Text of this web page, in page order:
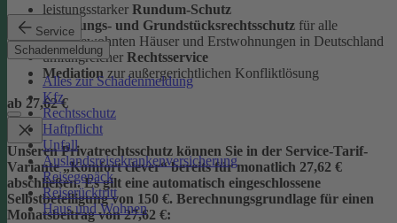
Service
Schadenmeldung
Alles zur Schadenmeldung
Kfz
Rechtsschutz
Haftpflicht
Unfall
Auslandsreisekrankenversicherung
Reisegepäck
Reiserücktritt
Haus und Wohnen
leistungsstarker Rundum-Schutz
Wohnungs- und Grundstücksrechtsschutz für alle
selbstbewohnten Häuser und Erstwohnungen in Deutschland
umfangreicher Rechtsservice
Mediation zur außergerichtlichen Konfliktlösung
ab 27,62 €
Unseren Privatrechtsschutz können Sie in der Service-Tarif-
Variante „Komfort clever“ bereits für monatlich 27,62 €
abschließen. Es gilt eine automatisch eingeschlossene
Selbstbeteiligung von 150 €. Berechnungsgrundlage für einen
Monatsbeitrag von 27,62 €: